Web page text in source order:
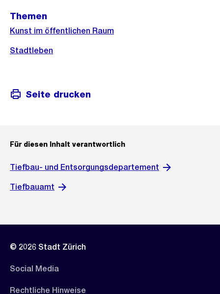
Themen
Kunst im öffentlichen Raum
Stadtleben
Seite drucken
Für diesen Inhalt verantwortlich
Tiefbau- und Entsorgungsdepartement
Tiefbauamt
© 2026 Stadt Zürich
Social Media
Rechtliche Hinweise